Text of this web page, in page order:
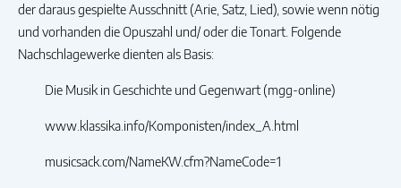
der daraus gespielte Ausschnitt (Arie, Satz, Lied), sowie wenn nötig
und vorhanden die Opuszahl und/ oder die Tonart. Folgende
Nachschlagewerke dienten als Basis:
Die Musik in Geschichte und Gegenwart (mgg-online)
www.klassika.info/Komponisten/index_A.html
musicsack.com/NameKW.cfm?NameCode=1